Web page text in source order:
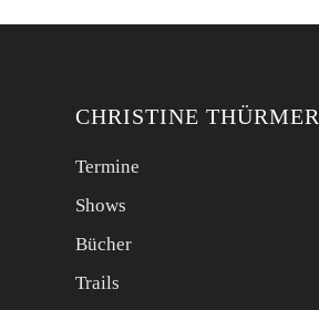
CHRISTINE THÜRMER
Termine
Shows
Bücher
Trails